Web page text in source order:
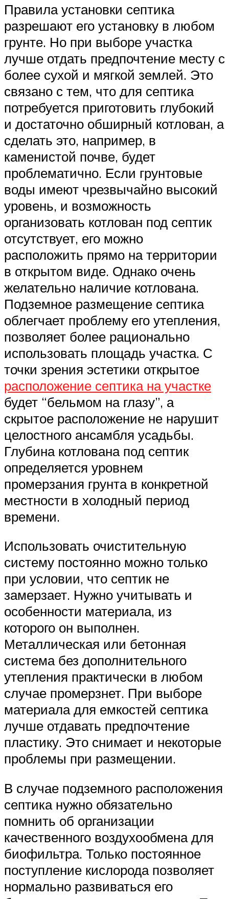
Правила установки септика
разрешают его установку в любом
грунте. Но при выборе участка
лучше отдать предпочтение месту с
более сухой и мягкой землей. Это
связано с тем, что для септика
потребуется приготовить глубокий
и достаточно обширный котлован, а
сделать это, например, в
каменистой почве, будет
проблематично. Если грунтовые
воды имеют чрезвычайно высокий
уровень, и возможность
организовать котлован под септик
отсутствует, его можно
расположить прямо на территории
в открытом виде. Однако очень
желательно наличие котлована.
Подземное размещение септика
облегчает проблему его утепления,
позволяет более рационально
использовать площадь участка. С
точки зрения эстетики открытое
расположение септика на участке
будет “бельмом на глазу”, а
скрытое расположение не нарушит
целостного ансамбля усадьбы.
Глубина котлована под септик
определяется уровнем
промерзания грунта в конкретной
местности в холодный период
времени.
Использовать очистительную
систему постоянно можно только
при условии, что септик не
замерзает. Нужно учитывать и
особенности материала, из
которого он выполнен.
Металлическая или бетонная
система без дополнительного
утепления практически в любом
случае промерзнет. При выборе
материала для емкостей септика
лучше отдавать предпочтение
пластику. Это снимает и некоторые
проблемы при размещении.
В случае подземного расположения
септика нужно обязательно
помнить об организации
качественного воздухообмена для
биофильтра. Только постоянное
поступление кислорода позволяет
нормально развиваться его